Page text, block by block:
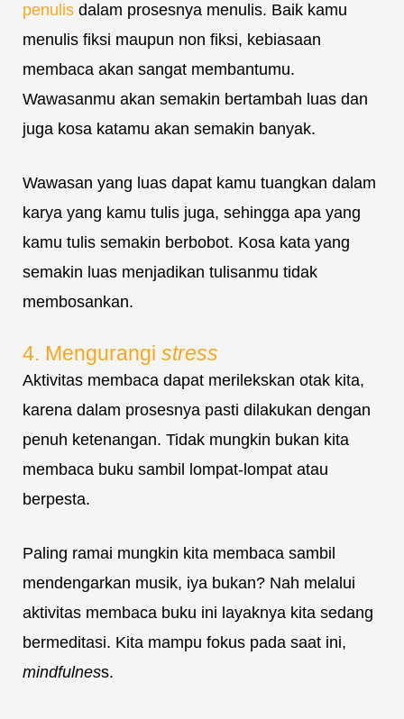
penulis dalam prosesnya menulis. Baik kamu
menulis fiksi maupun non fiksi, kebiasaan
membaca akan sangat membantumu.
Wawasanmu akan semakin bertambah luas dan
juga kosa katamu akan semakin banyak.
Wawasan yang luas dapat kamu tuangkan dalam
karya yang kamu tulis juga, sehingga apa yang
kamu tulis semakin berbobot. Kosa kata yang
semakin luas menjadikan tulisanmu tidak
membosankan.
4. Mengurangi stress
Aktivitas membaca dapat merilekskan otak kita,
karena dalam prosesnya pasti dilakukan dengan
penuh ketenangan. Tidak mungkin bukan kita
membaca buku sambil lompat-lompat atau
berpesta.
Paling ramai mungkin kita membaca sambil
mendengarkan musik, iya bukan? Nah melalui
aktivitas membaca buku ini layaknya kita sedang
bermeditasi. Kita mampu fokus pada saat ini,
mindfulness.